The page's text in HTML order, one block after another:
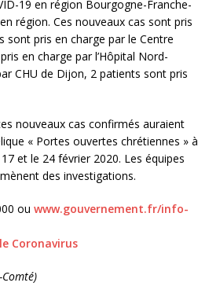
19 en région Bourgogne-Franche-
région. Ces nouveaux cas sont pris
sont pris en charge par le Centre
en charge par l’Hôpital Nord-
CHU de Dijon, 2 patients sont pris
nouveaux cas confirmés auraient
« Portes ouvertes chrétiennes » à
et le 24 février 2020. Les équipes
des investigations.
ou www.gouvernement.fr/info-
Coronavirus